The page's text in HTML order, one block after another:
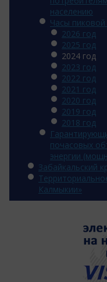
населению
Часы пиковой
2026 год
2025 год
2024 год
2023 год
2022 год
2021 год
2020 год
2019 год
2018 год
почасовых
энергии
Забайкальский
Калмыкии»